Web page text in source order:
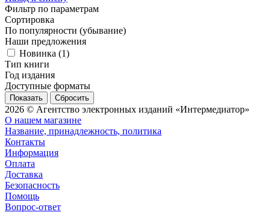
Фильтр по параметрам
Сортировка
По популярности (убывание)
Наши предложения
Новинка (1)
Тип книги
Год издания
Доступные форматы
Сбросить
2026 © Агентство электронных изданий «Интермедиатор»
О нашем магазине
Название, принадлежность, политика
Контакты
Информация
Оплата
Доставка
Безопасность
Помощь
Вопрос-ответ